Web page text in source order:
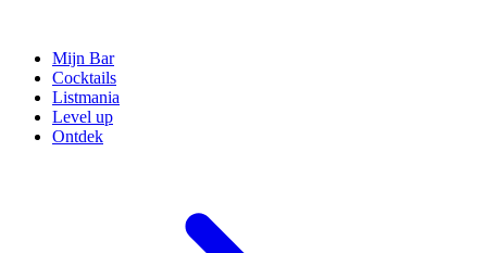
Mijn Bar
Cocktails
Listmania
Level up
Ontdek